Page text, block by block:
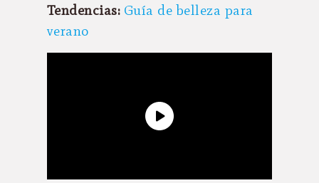
Tendencias: Guía de belleza para
verano